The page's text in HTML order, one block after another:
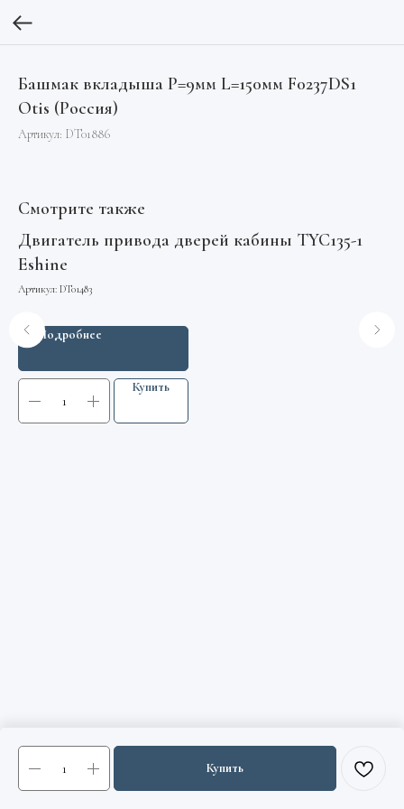
Башмак вкладыша P=9мм L=150мм F0237DS1
Otis (Россия)
Артикул: DT01886
Купить
Смотрите также
Двигатель привода дверей кабины TYC135-1
Eshine
Артикул: DT01483
Подробнее
Купить